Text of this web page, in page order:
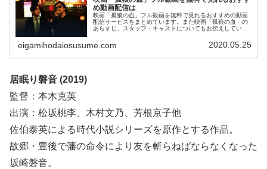
め動画配信は
映画「孤狼の血」フル動画を無料で見れるおすすめの動画
配信サービスをまとめています。また映画「孤狼の血」の
あらすじ、スタッフ・キャストについてもお伝えしていま
eigamihodaiosusume.com 2020.05.25
居眠り磐音 (2019)
監督：本木克英
出演：松坂桃李、木村文乃、芳根京子他
佐伯泰英による時代小説シリーズを原作とする作品。
故郷・豊後で藩の命令により友を斬らねばならなくなった
坂崎磐音。